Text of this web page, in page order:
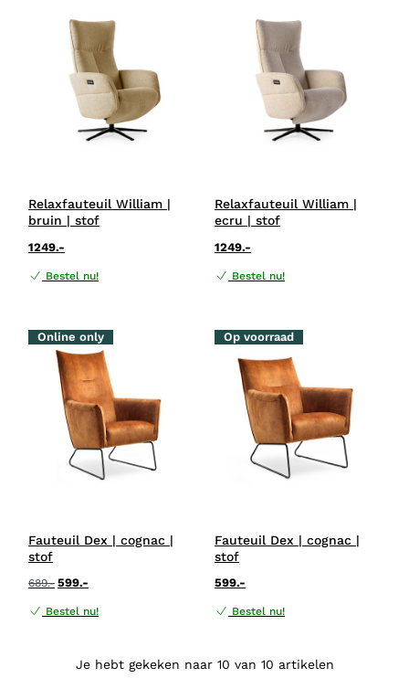
Relaxfauteuil William |
bruin | stof
1249.-
Bestel nu!
Relaxfauteuil William |
ecru | stof
1249.-
Bestel nu!
Online only
Fauteuil Dex | cognac |
stof
689.- 599.-
Bestel nu!
Op voorraad
Fauteuil Dex | cognac |
stof
599.-
Bestel nu!
Je hebt gekeken naar 10 van 10 artikelen